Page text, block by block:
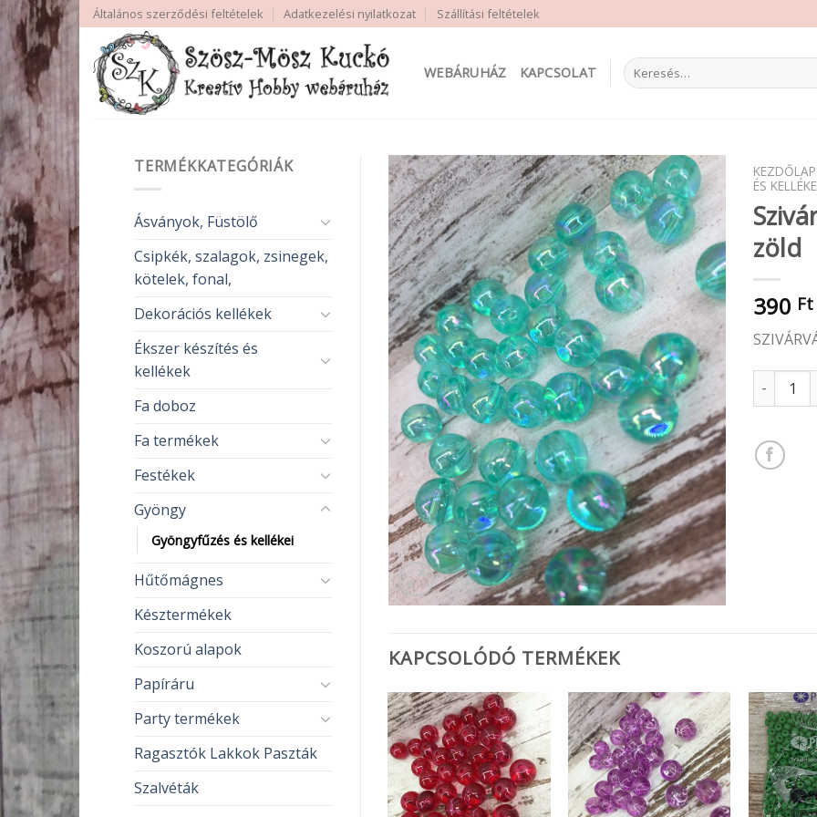
Skip
to
content
Általános szerződési feltételek Adatkezelési nyilatkozat Szállítási feltételek
WEBÁRUHÁZ KAPCSOLAT
Keresés
a
TERMÉKKATEGÓRIÁK
Ásványok, Füstölő
Csipkék, szalagok, zsinegek,
kötelek, fonal,
Dekorációs kellékek
Ékszer készítés és
kellékek
Fa doboz
Fa termékek
Festékek
Gyöngy
Gyöngyfűzés és kellékei
Hűtőmágnes
Késztermékek
Koszorú alapok
Papíráru
Party termékek
Ragasztók Lakkok Paszták
Szalvéták
KEZDŐLAP
ÉS
zöld
390 Ft
KAPCSOLÓDÓ TERMÉKEK